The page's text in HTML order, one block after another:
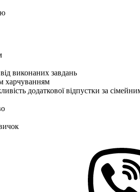
виконаних завдань
харчуванням
додаткової відпустки за